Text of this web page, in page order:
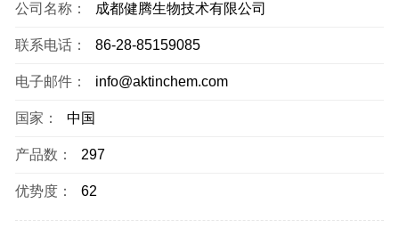
公司名称： 成都健腾生物技术有限公司
联系电话： 86-28-85159085
电子邮件： info@aktinchem.com
国家： 中国
产品数： 297
优势度： 62